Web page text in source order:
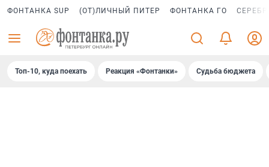
ФОНТАНКА SUP (ОТ)ЛИЧНЫЙ ПИТЕР ФОНТАНКА ГО
Топ-10, куда поехать Реакция «Фонтанки» Судьба бюджета